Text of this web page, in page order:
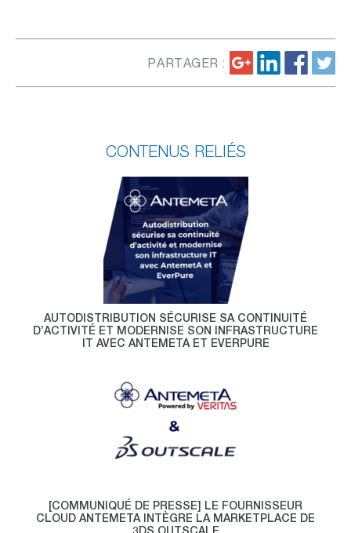
PARTAGER :
CONTENUS RELIÉS
AUTODISTRIBUTION SÉCURISE SA CONTINUITÉ
D’ACTIVITÉ ET MODERNISE SON INFRASTRUCTURE
IT AVEC ANTEMETA ET EVERPURE
[COMMUNIQUÉ DE PRESSE] LE FOURNISSEUR
CLOUD ANTEMETA INTÈGRE LA MARKETPLACE DE
3DS OUTSCALE